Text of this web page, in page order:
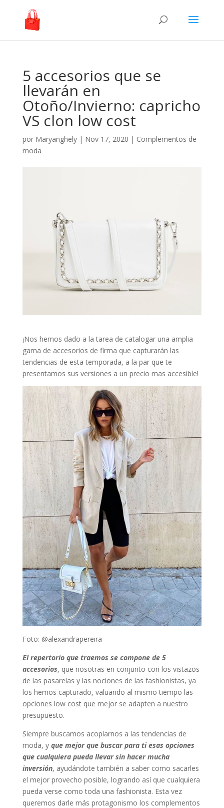
5 accesorios que se
llevarán en
Otoño/Invierno: capricho
VS clon low cost
por Maryanghely| Nov 17, 2020 | Complementos de
moda
¡Nos hemos dado a la tarea de catalogar una amplia
gama de accesorios de firma que capturarán las
tendencias de esta temporada, a la par que te
presentamos sus versiones a un precio mas accesible!
Foto: @alexandrapereira
El repertorio que traemos se compone de 5
accesorios, que nosotras en conjunto con los vistazos
de las pasarelas y las nociones de las fashionistas, ya
los hemos capturado, valuando al mismo tiempo las
opciones low cost que mejor se adapten a nuestro
presupuesto.
Siempre buscamos acoplarnos a las tendencias de
moda, yque mejor que buscar para ti esas opciones
que cualquiera pueda llevar sin hacer mucha
inversión, ayudándote también a saber como sacarles
el mejor provecho posible, logrando así que cualquiera
pueda verse como toda una fashionista. Esta vez
queremos darle más protagonismo los complementos